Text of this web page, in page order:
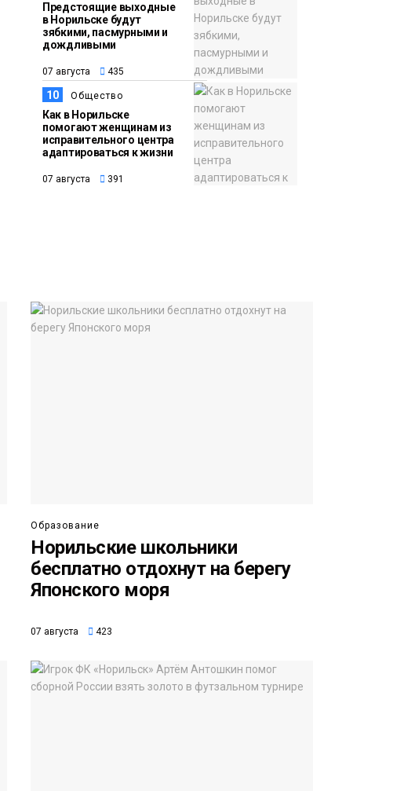
Предстоящие выходные
в Норильске будут
зябкими, пасмурными и
дождливыми
07 августа 435
10 Общество
Как в Норильске
помогают женщинам из
исправительного центра
адаптироваться к жизни
07 августа 391
Образование
Норильские школьники
бесплатно отдохнут на берегу
Японского моря
07 августа 423